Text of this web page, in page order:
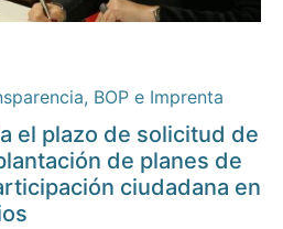
BOP e Imprenta
el plazo de solicitud de
de planes de
ciudadana en